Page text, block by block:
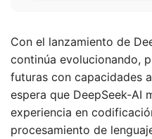
Con el lanzamiento de
continúa evolucionando,
futuras con capacidades
espera que DeepSeek-AI
experiencia en
procesamiento de